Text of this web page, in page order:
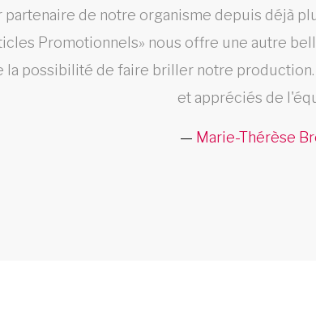
partenaire de notre organisme depuis déjà
Promotionnels» nous offre une autre
la possibilité de faire briller notre
et appréciés de
Marie-Thérèse